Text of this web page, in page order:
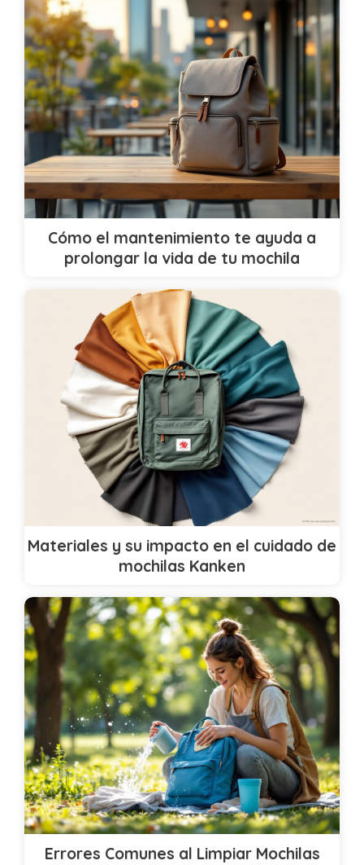
Cómo el mantenimiento te ayuda a
prolongar la vida de tu mochila
Materiales y su impacto en el cuidado de
mochilas Kanken
Errores Comunes al Limpiar Mochilas